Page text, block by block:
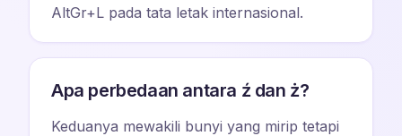
AltGr+L pada tata letak internasional.
Apa perbedaan antara ź dan ż?
Keduanya mewakili bunyi yang mirip tetapi